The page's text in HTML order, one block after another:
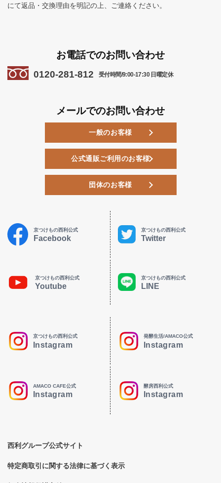
にて返品・交換理由を明記の上、ご連絡ください。
お電話でのお問い合わせ
0120-281-812 受付時間/9:00-17:30 日曜定休
メールでのお問い合わせ
一般のお客様
公式通販ご利用のお客様
団体のお客様
京つけもの西利公式
Facebook
京つけもの西利公式
Twitter
京つけもの西利公式
Youtube
京つけもの西利公式
LINE
京つけもの西利公式
Instagram
発酵生活/AMACO公式
Instagram
AMACO CAFE公式
Instagram
酵房西利公式
Instagram
西利グループ公式サイト
特定商取引に関する法律に基づく表示